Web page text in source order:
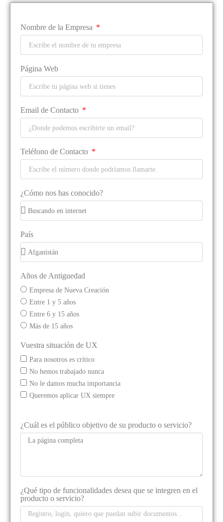
Nombre de la Empresa
Página Web
Email de Contacto
Teléfono de Contacto
¿Cómo nos has conocido?
País
Años de Antiguedad
Empresa de Nueva Creación
Entre 1 y 5 años
Entre 6 y 15 años
Más de 15 años
Vuestra situación de UX
Para nosotros es crítico
No hemos trabajado nunca
No le damos mucha importancia
Queremos aplicar UX siempre
¿Cuál es el público objetivo de su producto o servicio?
¿Qué tipo de funcionalidades desea que se integren en el
producto o servicio?